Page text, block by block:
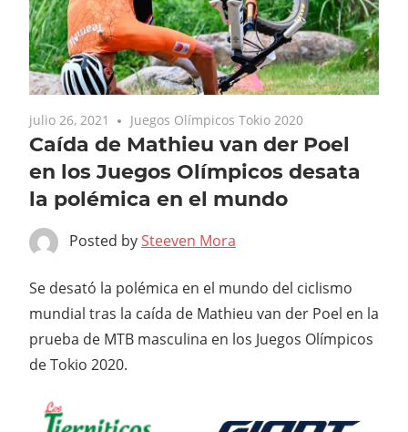
julio 26, 2021 Juegos Olímpicos Tokio 2020
Caída de Mathieu van der Poel
en los Juegos Olímpicos desata
la polémica en el mundo
Posted bySteeven Mora
Se desató la polémica en el mundo del ciclismo
mundial tras la caída de Mathieu van der Poel en la
prueba de MTB masculina en los Juegos Olímpicos
de Tokio 2020.